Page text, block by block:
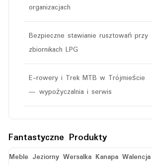
organizacjach
Bezpieczne stawianie rusztowań przy
zbiornikach LPG
E-rowery i Trek MTB w Trójmieście
— wypożyczalnia i serwis
Fantastyczne Produkty
Meble Jeziorny Wersalka Kanapa Walencja